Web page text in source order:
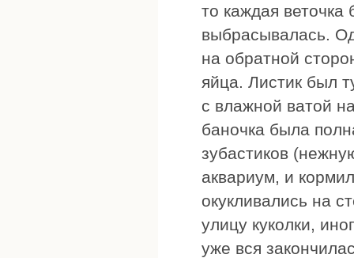
то каждая веточка
выбрасывалась.
на обратной
яйца. Листик был
с влажной ватой
баночка была
зубастиков
аквариум, и
окукливались на
улицу куколки,
уже вся